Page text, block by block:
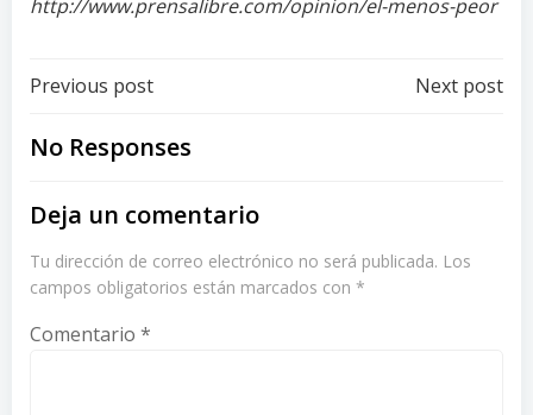
http://www.prensalibre.com/opinion/el-menos-peor
Post
navigation
Previous post Next post
No Responses
Deja un comentario
Tu dirección de correo electrónico no será publicada. Los
campos obligatorios están marcados con *
Comentario *